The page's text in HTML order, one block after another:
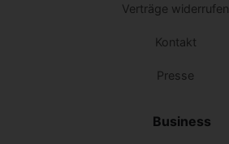
Verträge widerrufen
Kontakt
Presse
Business